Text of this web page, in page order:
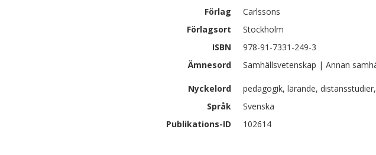
Förlag
Carlssons
Förlagsort
Stockholm
ISBN
978-91-7331-249-3
Ämnesord
Samhällsvetenskap | Annan
Nyckelord
pedagogik, lärande,
Språk
Svenska
Publikations-ID
102614